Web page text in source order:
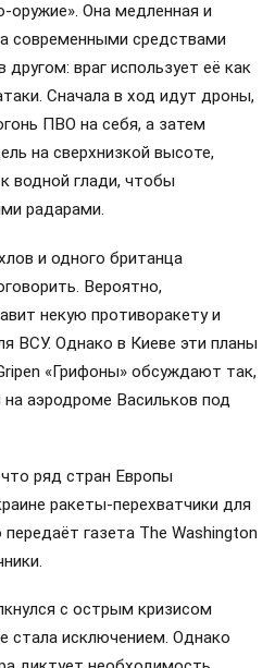
оружие». Она медленная и
современными средствами
враг использует её как
Сначала в ход идут дроны,
ПВО на себя, а затем
на сверхнизкой высоте,
водной глади, чтобы
радарами.
и одного британца
Вероятно,
некую противоракету и
ВСУ. Однако в Киеве эти планы
«Грифоны» обсуждают так,
аэродроме Васильков под
ряд стран Европы
ракеты-перехватчики для
газета The Washington
с острым кризисом
стала исключением. Однако